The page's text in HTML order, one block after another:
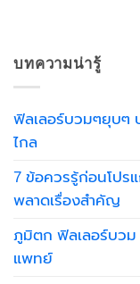
บทความน่ารู้
ฟิลเลอร์บวมๆยุบๆ
ไกล
7 ข้อควรรู้ก่อนโปร
พลาดเรื่องสำคัญ
ภูมิตก ฟิลเลอร์บว
แพทย์